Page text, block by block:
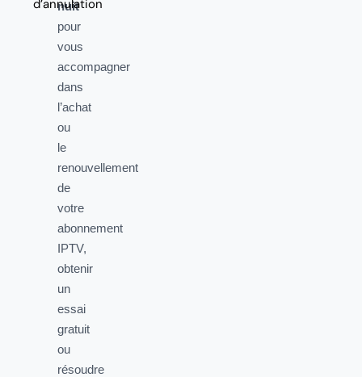
d’annulation
nuit
pour
vous
accompagner
dans
l’achat
ou
le
renouvellement
de
votre
abonnement
IPTV,
obtenir
un
essai
gratuit
ou
résoudre